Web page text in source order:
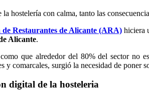
hostelería con calma, tanto las
de Restaurantes de Alicante (ARA) hiciera
Alicante.
que alrededor del 80% del sector
y comarcales, surgió la necesidad de
digital de la hosteleria